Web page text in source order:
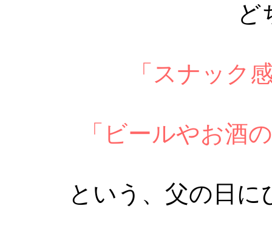
ど
「スナック
「ビールやお酒
という、父の日